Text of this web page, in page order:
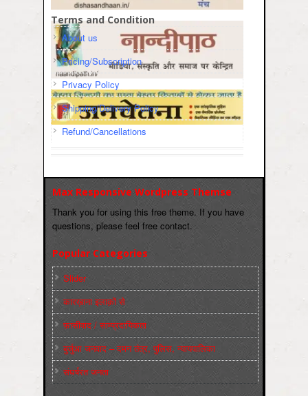
Terms and Condition
About us
Pricing/Subscription
Privacy Policy
Shipping/Delivery Policy
Refund/Cancellations
Max Responsive Wordpress Themse
Thank you for using this free theme. If you have
questions, please feel free contact.
Popular Categories
Slider
कारख़ाना इलाक़ों से
फ़ासीवाद / साम्‍प्रदायिकता
बुर्जुआ जनवाद – दमन तंत्र, पुलिस, न्‍यायपालिका
संघर्षरत जनता